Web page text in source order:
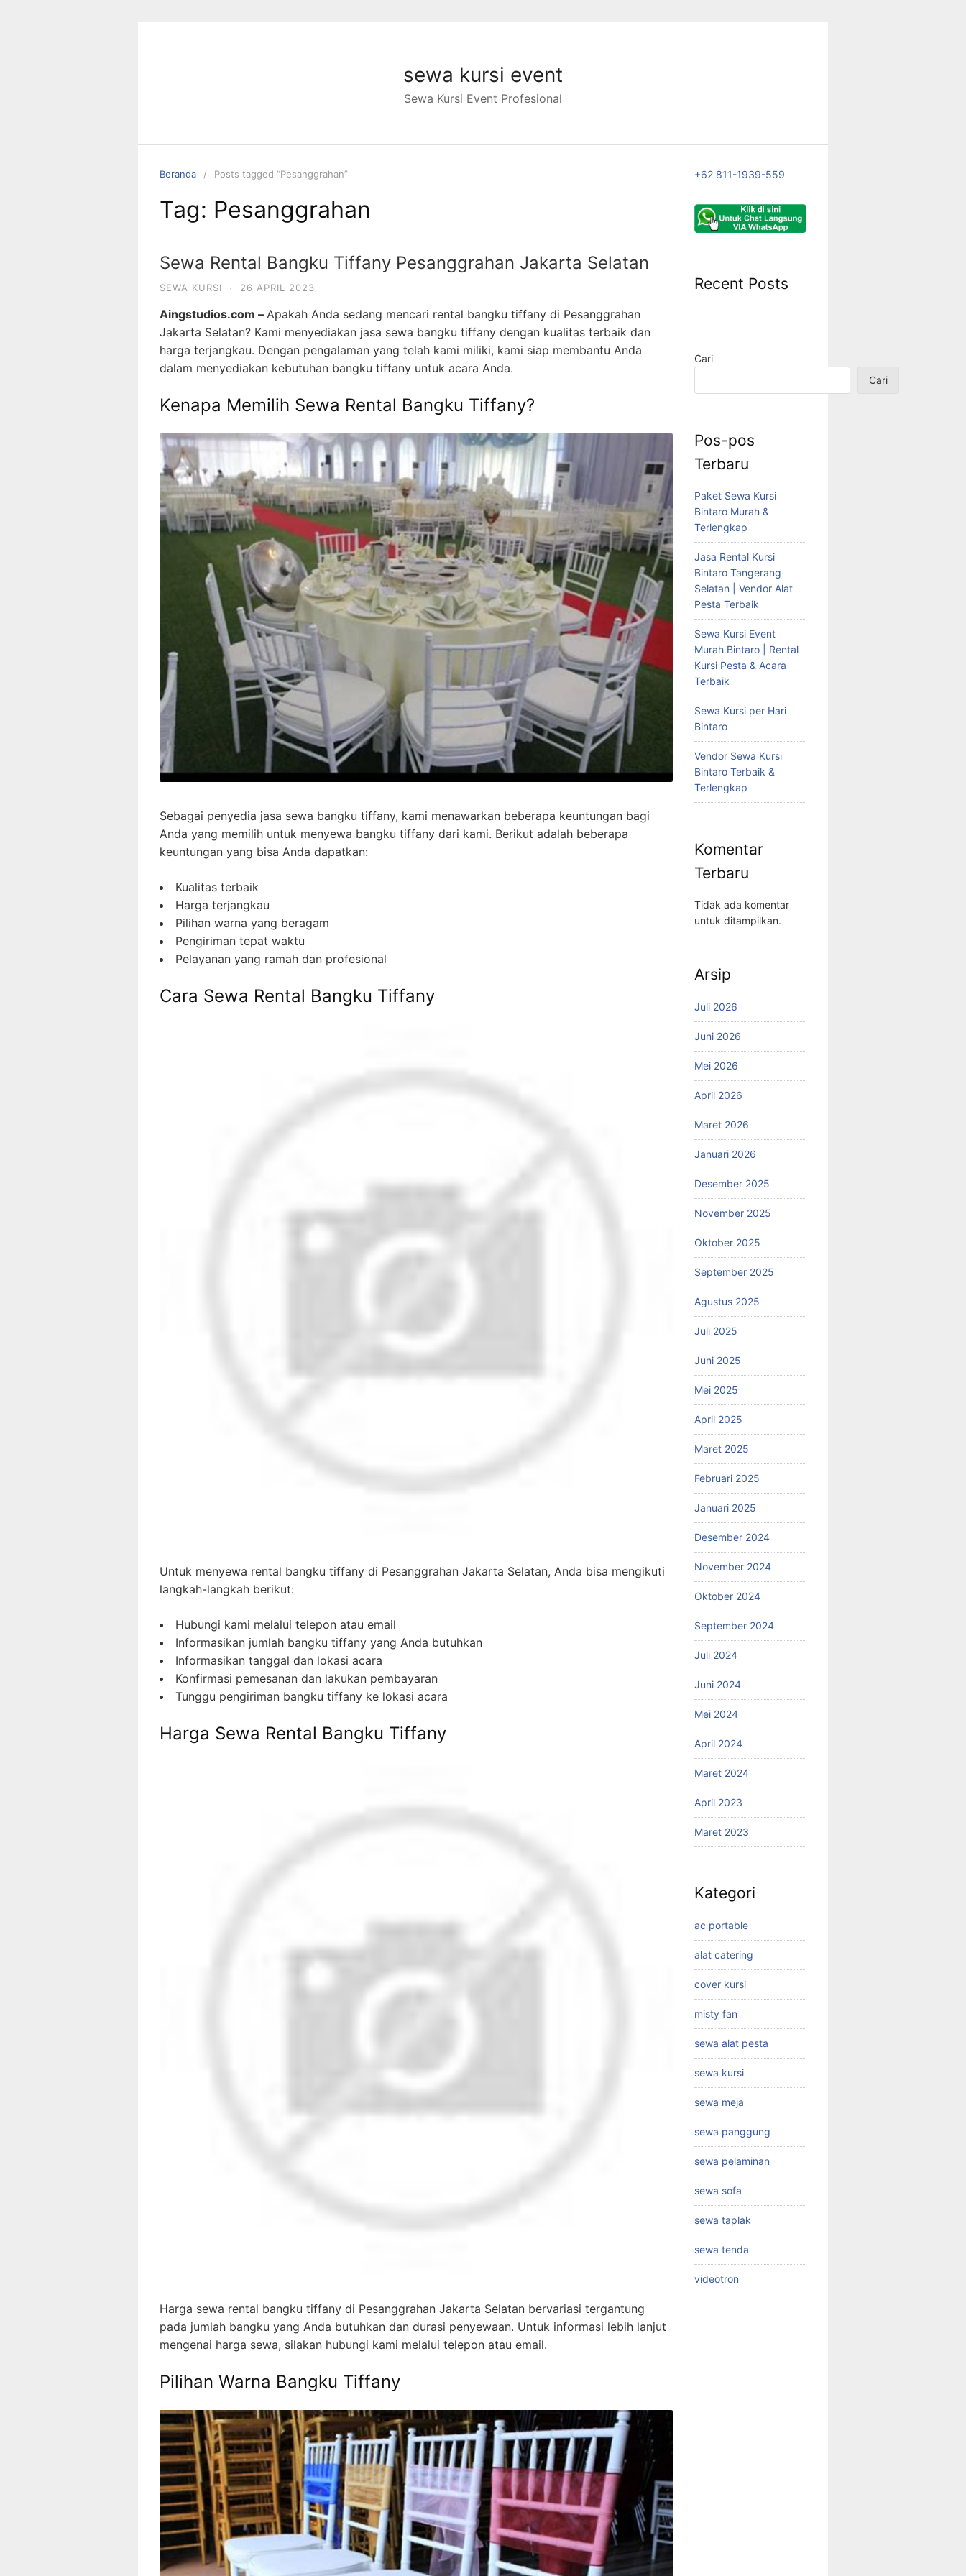
sewa kursi event
Sewa Kursi Event Profesional
Beranda Posts tagged “Pesanggrahan”
Tag: Pesanggrahan
Sewa Rental Bangku Tiffany Pesanggrahan Jakarta Selatan
SEWA KURSI · 26 APRIL 2023
Aingstudios.com – Apakah Anda sedang mencari rental bangku tiffany di Pesanggrahan
Jakarta Selatan? Kami menyediakan jasa sewa bangku tiffany dengan kualitas terbaik dan
harga terjangkau. Dengan pengalaman yang telah kami miliki, kami siap membantu Anda
dalam menyediakan kebutuhan bangku tiffany untuk acara Anda.
Kenapa Memilih Sewa Rental Bangku Tiffany?
Sebagai penyedia jasa sewa bangku tiffany, kami menawarkan beberapa keuntungan bagi
Anda yang memilih untuk menyewa bangku tiffany dari kami. Berikut adalah beberapa
keuntungan yang bisa Anda dapatkan:
Kualitas terbaik
Harga terjangkau
Pilihan warna yang beragam
Pengiriman tepat waktu
Pelayanan yang ramah dan profesional
Cara Sewa Rental Bangku Tiffany
Untuk menyewa rental bangku tiffany di Pesanggrahan Jakarta Selatan, Anda bisa mengikuti
langkah-langkah berikut:
Hubungi kami melalui telepon atau email
Informasikan jumlah bangku tiffany yang Anda butuhkan
Informasikan tanggal dan lokasi acara
Konfirmasi pemesanan dan lakukan pembayaran
Tunggu pengiriman bangku tiffany ke lokasi acara
Harga Sewa Rental Bangku Tiffany
Harga sewa rental bangku tiffany di Pesanggrahan Jakarta Selatan bervariasi tergantung
pada jumlah bangku yang Anda butuhkan dan durasi penyewaan. Untuk informasi lebih lanjut
mengenai harga sewa, silakan hubungi kami melalui telepon atau email.
Pilihan Warna Bangku Tiffany
+62 811-1939-559
Recent Posts
Cari
Cari
Pos-pos
Terbaru
Paket Sewa Kursi
Bintaro Murah &
Terlengkap
Jasa Rental Kursi
Bintaro Tangerang
Selatan | Vendor Alat
Pesta Terbaik
Sewa Kursi Event
Murah Bintaro | Rental
Kursi Pesta & Acara
Terbaik
Sewa Kursi per Hari
Bintaro
Vendor Sewa Kursi
Bintaro Terbaik &
Terlengkap
Komentar
Terbaru
Tidak ada komentar
untuk ditampilkan.
Arsip
Juli 2026
Juni 2026
Mei 2026
April 2026
Maret 2026
Januari 2026
Desember 2025
November 2025
Oktober 2025
September 2025
Agustus 2025
Juli 2025
Juni 2025
Mei 2025
April 2025
Maret 2025
Februari 2025
Januari 2025
Desember 2024
November 2024
Oktober 2024
September 2024
Juli 2024
Juni 2024
Mei 2024
April 2024
Maret 2024
April 2023
Maret 2023
Kategori
ac portable
alat catering
cover kursi
misty fan
sewa alat pesta
sewa kursi
sewa meja
sewa panggung
sewa pelaminan
sewa sofa
sewa taplak
sewa tenda
videotron